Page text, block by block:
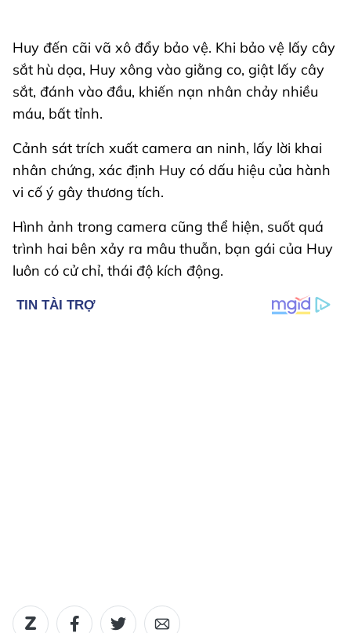
Huy đến cãi vã xô đẩy bảo vệ. Khi bảo vệ lấy cây
sắt hù dọa, Huy xông vào giằng co, giật lấy cây
sắt, đánh vào đầu, khiến nạn nhân chảy nhiều
máu, bất tỉnh.
Cảnh sát trích xuất camera an ninh, lấy lời khai
nhân chứng, xác định Huy có dấu hiệu của hành
vi cố ý gây thương tích.
Hình ảnh trong camera cũng thể hiện, suốt quá
trình hai bên xảy ra mâu thuẫn, bạn gái của Huy
luôn có cử chỉ, thái độ kích động.